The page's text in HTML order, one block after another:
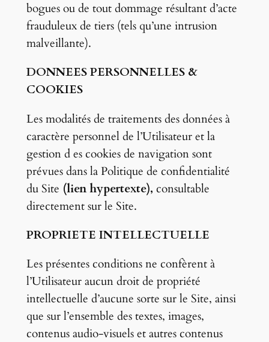
bogues ou de tout dommage résultant d’acte
frauduleux de tiers (tels qu’une intrusion
malveillante).
DONNEES PERSONNELLES &
COOKIES
Les modalités de traitements des données à
caractère personnel de l’Utilisateur et la
gestion d es cookies de navigation sont
prévues dans la Politique de confidentialité
du Site (lien hypertexte), consultable
directement sur le Site.
PROPRIETE INTELLECTUELLE
Les présentes conditions ne confèrent à
l’Utilisateur aucun droit de propriété
intellectuelle d’aucune sorte sur le Site, ainsi
que sur l’ensemble des textes, images,
contenus audio-visuels et autres contenus